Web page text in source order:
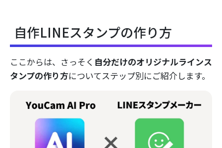
自作LINEスタンプの作り方
ここからは、さっそく 自分だけのオリジナルラインス
タンプの作り方についてステップ別にご紹介します。